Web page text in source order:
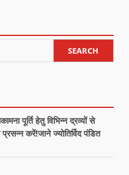
SEARCH
पूर्ति हेतु विभिन्न द्रव्यों से
करें!जाने ज्योतिर्विद पंडित